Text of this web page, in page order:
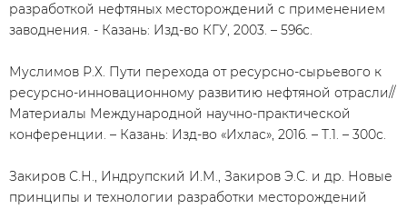
разработкой нефтяных месторождений с применением
заводнения. - Казань: Изд-во КГУ, 2003. – 596с.
Муслимов Р.Х. Пути перехода от ресурсно-сырьевого к
ресурсно-инновационному развитию нефтяной отрасли//
Материалы Международной научно-практической
конференции. – Казань: Изд-во «Ихлас», 2016. – Т.1. – 300с.
Закиров С.Н., Индрупский И.М., Закиров Э.С. и др. Новые
принципы и технологии разработки месторождений